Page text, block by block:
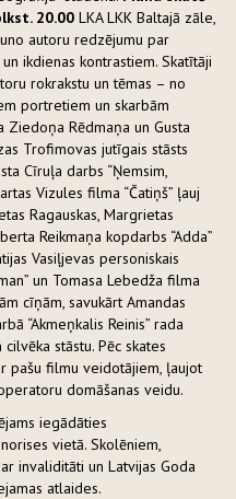
20.00 LKA LKK Baltajā zāle,
autoru redzējumu par
ikdienas kontrastiem. Skatītāji
rokrakstu un tēmas – no
portretiem un skarbām
Rēdmaņa un Gusta
Trofimovas jutīgais stāsts
Cīruļa darbs “Ņemsim,
Vizules filma “Čatiņš” ļauj
Ragauskas, Margrietas
Reikmaņa kopdarbs “Adda”
Vasiļjevas personiskais
un Tomasa Lebedža filma
cīņām, savukārt Amandas
“Akmeņkalis Reinis” rada
stāstu. Pēc skates
pašu filmu veidotājiem, ļaujot
domāšanas veidu.
iegādāties
vietā. Skolēniem,
invaliditāti un Latvijas Goda
atlaides.